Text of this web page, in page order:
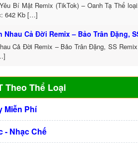
Bí Mật Remix (TikTok) – Oanh Tạ Thể
642 Kb […]
Nhau Cả Đời Remix – Bảo Trân Đặng,
Cả Đời Remix – Bảo Trân Đặng, SS
Theo Thể Loại
Miễn Phí
- Nhạc Chế